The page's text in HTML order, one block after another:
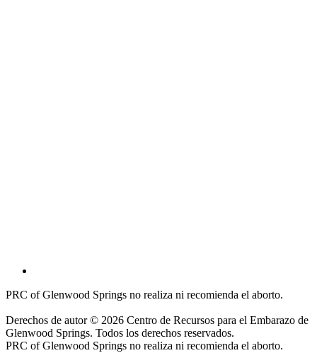
PRC of Glenwood Springs no realiza ni recomienda el aborto.
Derechos de autor © 2026 Centro de Recursos para el Embarazo de
Glenwood Springs. Todos los derechos reservados.
PRC of Glenwood Springs no realiza ni recomienda el aborto.